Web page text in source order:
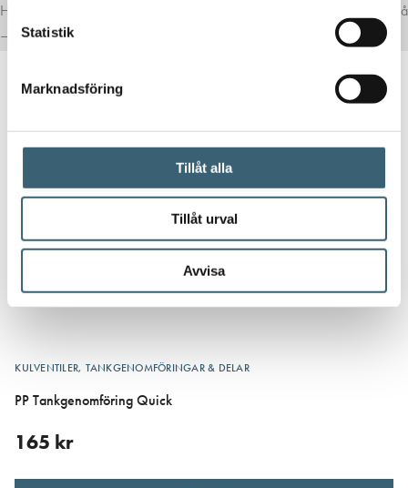
Statistik
Marknadsföring
Tillåt alla
Tillåt urval
Avvisa
Här har vi samlat produkter som ofta passar bra ihop med det du tittar på
– för en mer komplett lösning.
KULVENTILER, TANKGENOMFÖRINGAR & DELAR
PP Tankgenomföring Quick
165 kr